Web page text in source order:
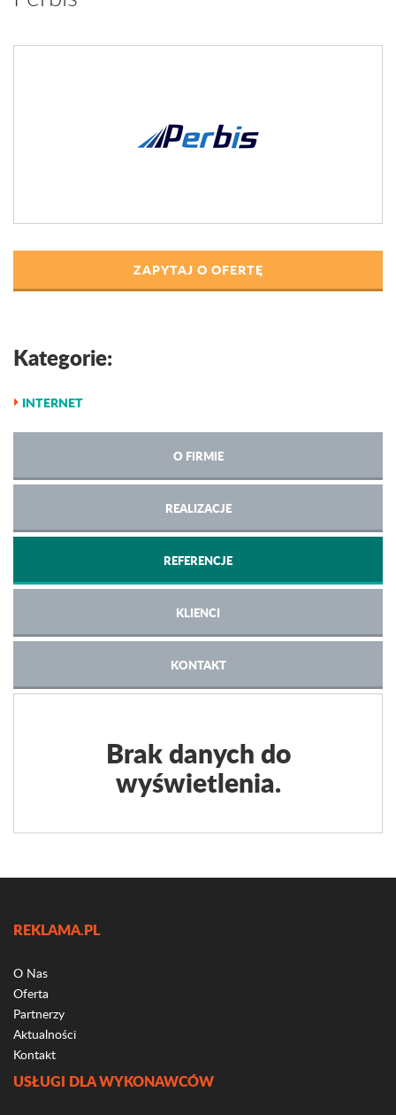
ZAPYTAJ O OFERTĘ
Kategorie:
INTERNET
O FIRMIE
REALIZACJE
REFERENCJE
KLIENCI
KONTAKT
Brak danych do
wyświetlenia.
REKLAMA.PL
O Nas
Oferta
Partnerzy
Aktualności
Kontakt
USŁUGI DLA WYKONAWCÓW